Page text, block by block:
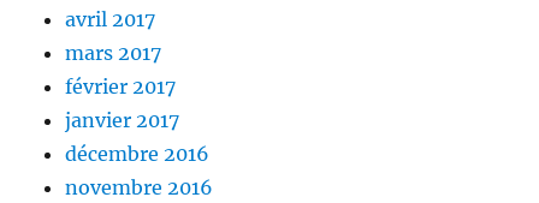
avril 2017
mars 2017
février 2017
janvier 2017
décembre 2016
novembre 2016